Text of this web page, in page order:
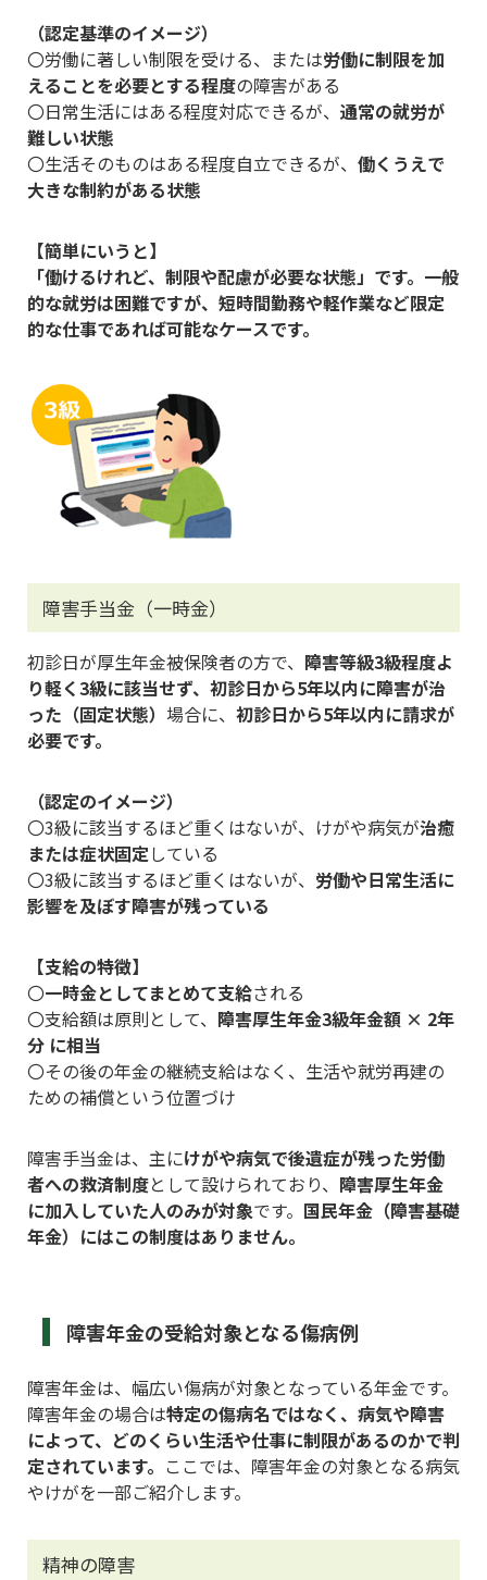
（認定基準のイメージ）
〇労働に著しい制限を受ける、または労働に制限を加
えることを必要とする程度の障害がある
〇日常生活にはある程度対応できるが、 通常の就労が
難しい状態
〇生活そのものはある程度自立できるが、 働くうえで
大きな制約がある状態
【簡単にいうと】
「働けるけれど、制限や配慮が必要な状態」です。一般
的な就労は困難ですが、短時間勤務や軽作業など限定
的な仕事であれば可能なケースです。
障害手当金（一時金）
初診日が厚生年金被保険者の方で、 障害等級3級程度よ
り軽く3級に該当せず、初診日から5年以内に障害が治
った（固定状態） 場合に、 初診日から5年以内に請求が
必要です。
（認定のイメージ）
〇3級に該当するほど重くはないが、けがや病気が治癒
または症状固定している
〇3級に該当するほど重くはないが、 労働や日常生活に
影響を及ぼす障害が残っている
【支給の特徴】
〇一時金としてまとめて支給される
〇支給額は原則として、 障害厚生年金3級年金額 × 2年
分 に相当
〇その後の年金の継続支給はなく、生活や就労再建の
ための補償という位置づけ
障害手当金は、主にけがや病気で後遺症が残った労働
者への救済制度として設けられており、 障害厚生年金
に加入していた人のみが対象です。 国民年金（障害基礎
年金）にはこの制度はありません。
障害年金の受給対象となる傷病例
障害年金は、幅広い傷病が対象となっている年金です。
障害年金の場合は特定の傷病名ではなく、病気や障害
によって、どのくらい生活や仕事に制限があるのかで判
定されています。 ここでは、障害年金の対象となる病気
やけがを一部ご紹介します。
精神の障害